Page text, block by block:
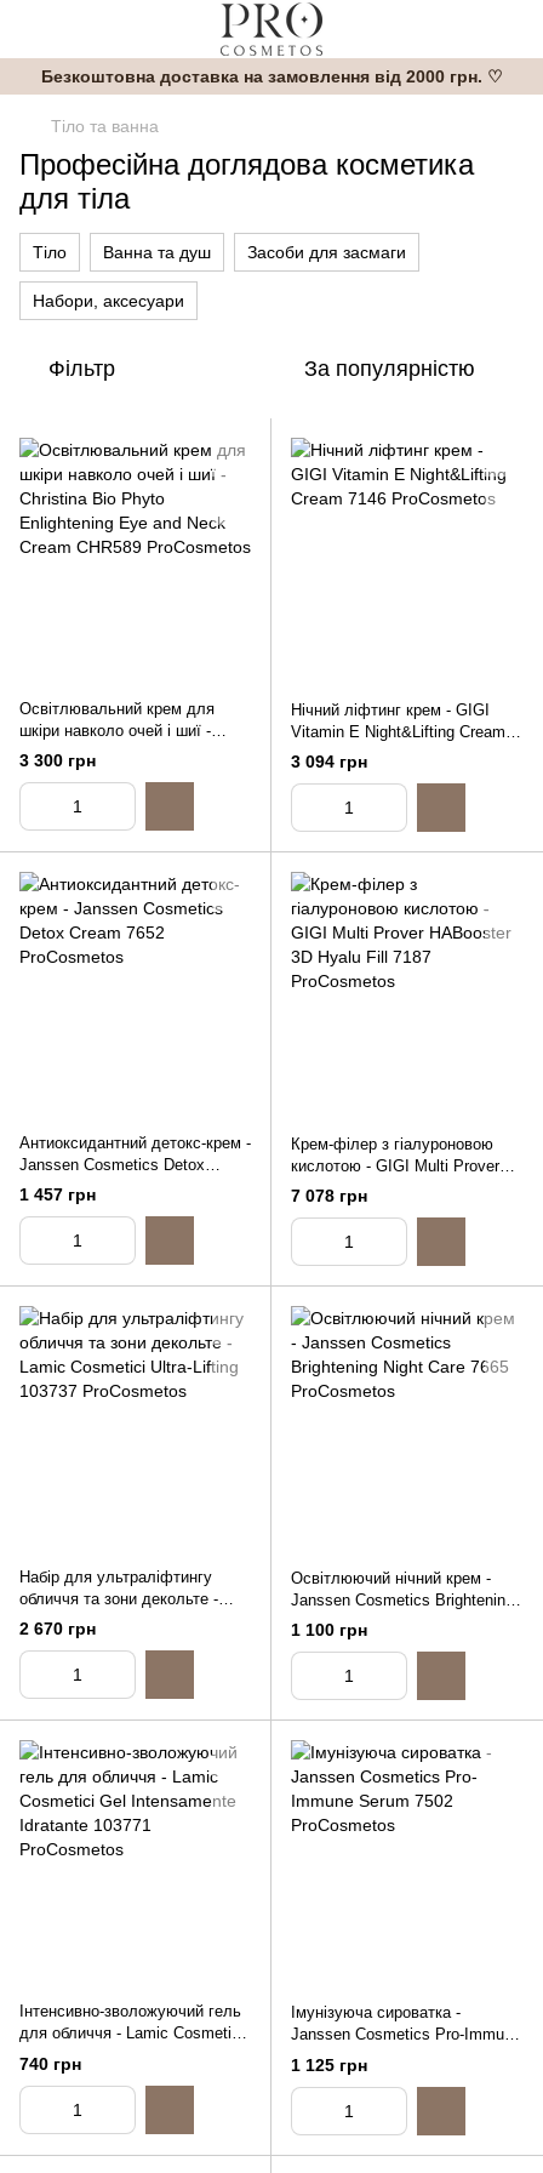
Безкоштовна доставка на замовлення від 2000 грн. ♡
Тіло та ванна
Професійна доглядова косметика
для тіла
Тіло Ванна та душ Засоби для засмаги
Набори, аксесуари
Фільтр За популярністю
Освітлювальний крем для
шкіри навколо очей і шиї -
Christina Bio Phyto Enlightening
Eye and Neck Cream, 75ml
3 300 грн
Нічний ліфтинг крем - GIGI
Vitamin E Night&Lifting Cream,
50ml
3 094 грн
Антиоксидантний детокс-крем -
Janssen Cosmetics Detox
Cream, 50ml
1 457 грн
Крем-філер з гіалуроновою
кислотою - GIGI Multi Prover
HABooster 3D Hyalu Fill, 50ml
7 078 грн
Набір для ультраліфтингу
обличчя та зони декольте -
Lamic Cosmetici Ultra-Lifting,
2 670 грн
Освітлюючий нічний крем -
Janssen Cosmetics Brightening
Night Care, 50ml
1 100 грн
Інтенсивно-зволожуючий гель
для обличчя - Lamic Cosmetici
Gel Intensamente Idratante,
740 грн
Імунізуюча сироватка -
Janssen Cosmetics Pro-Immune
Serum, 30ml
1 125 грн